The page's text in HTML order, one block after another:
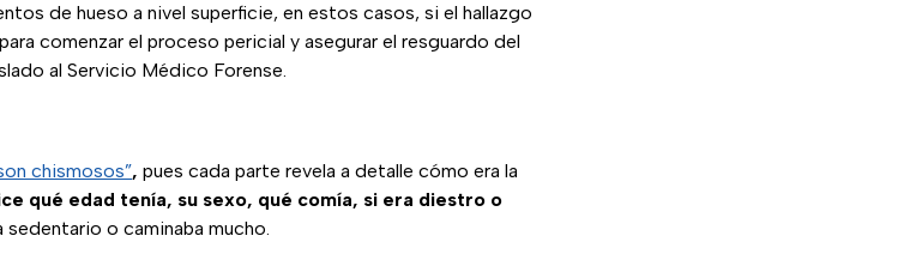
de hueso a nivel superficie, en estos casos, si el hallazgo
comenzar el proceso pericial y asegurar el resguardo del
al Servicio Médico Forense.
chismosos”, pues cada parte revela a detalle cómo era la
qué edad tenía, su sexo, qué comía, si era diestro o
sedentario o caminaba mucho.